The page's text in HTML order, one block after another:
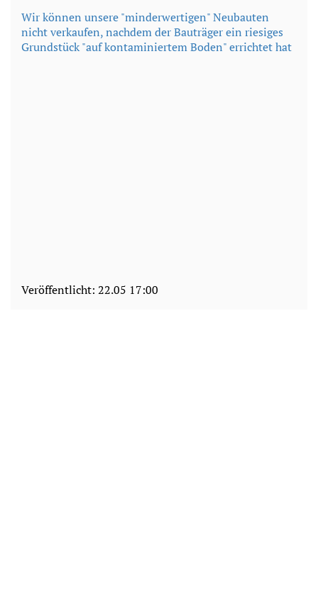
Wir können unsere "minderwertigen" Neubauten
nicht verkaufen, nachdem der Bauträger ein riesiges
Grundstück "auf kontaminiertem Boden" errichtet hat
Veröffentlicht: 22.05 17:00